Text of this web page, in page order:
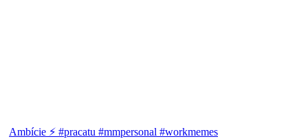
Ambície ⚡ #pracatu #mmpersonal #workmemes